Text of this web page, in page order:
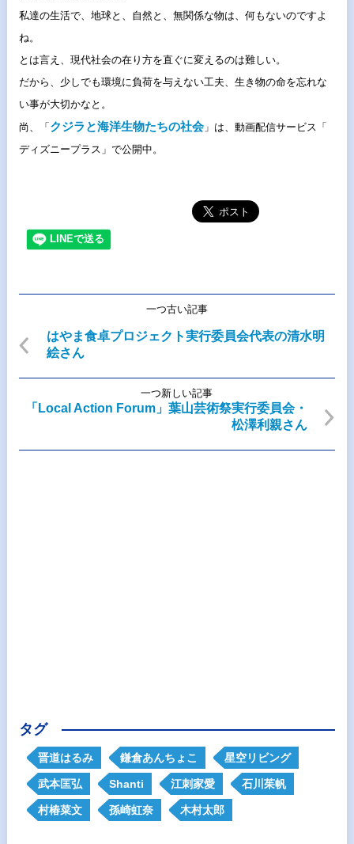
私達の生活で、地球と、自然と、無関係な物は、 何もないのですよ
ね。
とは言え、現代社会の在り方を直ぐに変えるのは難しい。
だから、 少しでも環境に負荷を与えない工夫、 生き物の命を忘れな
い事が大切かなと。
尚、「 クジラと海洋生物たちの社会」は、動画配信サービス「
ディズニープラス」で公開中。
一つ古い記事
はやま食卓プロジェクト実行委員会代表の清水明
絵さん
一つ新しい記事
「Local Action Forum」葉山芸術祭実行委員会・
松澤利親さん
タグ
晋道はるみ 鎌倉あんちょこ 星空リビング
武本匡弘 Shanti 江刺家愛 石川茱帆
村椿菜文 孫崎虹奈 木村太郎